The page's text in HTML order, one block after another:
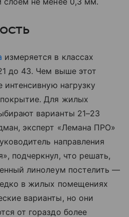
измеряется в классах
до 43. Чем выше этот
интенсивную нагрузку
Для жилых
варианты 21–23
эксперт «Лемана ПРО»
направления
подчеркнул, что решать,
линолеум постелить —
в жилых помещениях
варианты, но они
от гораздо более